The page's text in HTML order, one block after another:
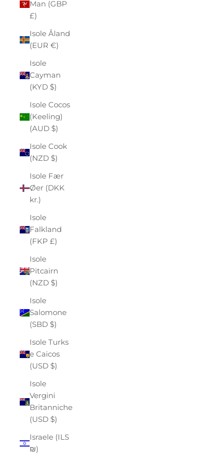
Man (GBP
£)
Isole Åland
(EUR €)
Isole
Cayman
(KYD $)
Isole Cocos
(Keeling)
(AUD $)
Isole Cook
(NZD $)
Isole Fær
Øer (DKK
kr.)
Isole
Falkland
(FKP £)
Isole
Pitcairn
(NZD $)
Isole
Salomone
(SBD $)
Isole Turks
e Caicos
(USD $)
Isole
Vergini
Britanniche
(USD $)
Israele (ILS
₪)